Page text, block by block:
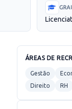
ÁREAS DE
Gestão
Direito
RH